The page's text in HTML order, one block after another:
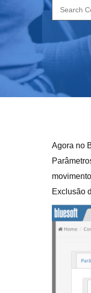
Search
for:
Agora no
Exclusão